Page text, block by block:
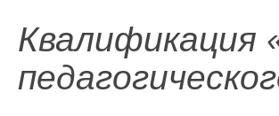
Квалификация